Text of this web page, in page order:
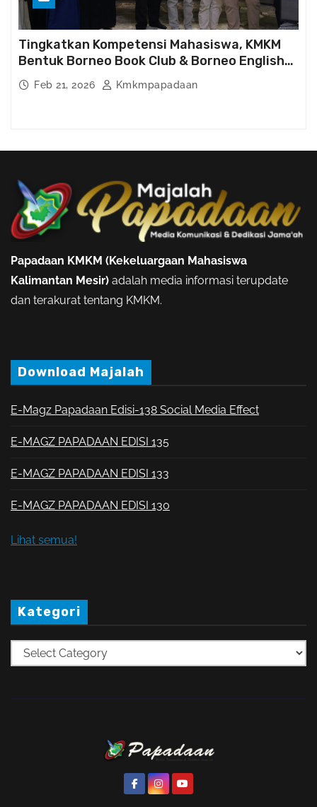
Tingkatkan Kompetensi Mahasiswa, KMKM
Bentuk Borneo Book Club & Borneo English
ClubFeb 21, 2026 Kmkmpapadaan
Papadaan KMKM (Kekeluargaan Mahasiswa
Kalimantan Mesir) adalah media informasi terupdate
dan terakurat tentang KMKM.
Download Majalah
E-Magz Papadaan Edisi-138 Social Media Effect
E-MAGZ PAPADAAN EDISI 135
E-MAGZ PAPADAAN EDISI 133
E-MAGZ PAPADAAN EDISI 130
Lihat semua!
Kategori
a